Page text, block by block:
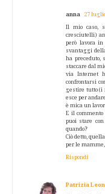
anna 27
Il mio caso,
cresciutelli)
però lavora
svantaggi
ha preceduto,
staccare dal
via Internet
confrontarsi
gestire tutto (i
esce per
è mica un
E il commento
puoi stare
quando?
Ciò detto,
per le
Rispondi
Patrizia